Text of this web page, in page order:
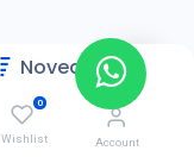
Novedades
0
Wishlist Account